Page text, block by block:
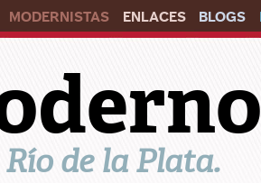
MODERNISTAS ENLACES BLOGS
de la Plata.